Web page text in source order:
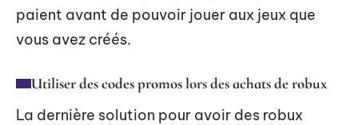
paient avant de pouvoir jouer aux jeux que
vous avez créés.
Utiliser des codes promos lors des achats de robux
La dernière solution pour avoir des robux